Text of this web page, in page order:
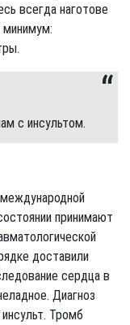
всегда наготове
минимум:
с инсультом.
принимают
доставили
сердца в
Диагноз
Тромб